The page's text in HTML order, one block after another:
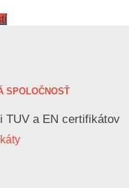
SPOLOČNOSŤ
TUV a EN certifikátov